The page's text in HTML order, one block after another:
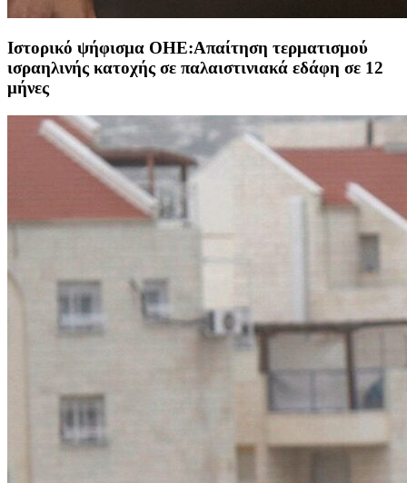
Ιστορικό ψήφισμα ΟΗΕ:Απαίτηση τερματισμού
ισραηλινής κατοχής σε παλαιστινιακά εδάφη σε 12
μήνες